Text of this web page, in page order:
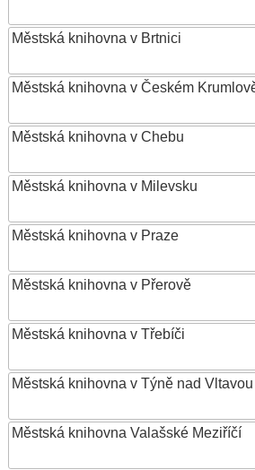
Městská knihovna v Brtnici
Městská knihovna v Českém
Městská knihovna v Chebu
Městská knihovna v Milevsku
Městská knihovna v Praze
Městská knihovna v Přerově
Městská knihovna v Třebíči
Městská knihovna v Týně nad Vltavou
Městská knihovna Valašské Meziříčí